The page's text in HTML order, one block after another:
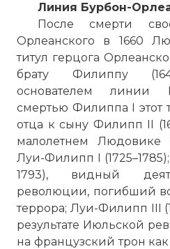
Линия Бурбон-
После смерти
Орлеанского в 1660
титул герцога
брату Филиппу
основателем линии
смертью Филиппа I этот
отца к сыну Филипп II
малолетнем Людовике
Луи-Филипп I
1793), видный
революции, погибший
террора; Луи-Филипп III
результате Июльской
на французский трон